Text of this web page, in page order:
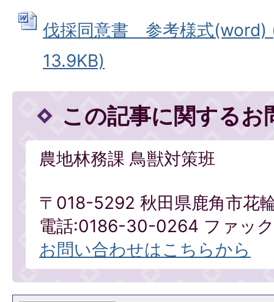
伐採同意書＿参考様式
13.9KB)
この記事に関するお
農地林務課 鳥獣対策班
〒018-5292 秋田県鹿角市花
電話:0186-30-0264 ファッ
お問い合わせはこちらから